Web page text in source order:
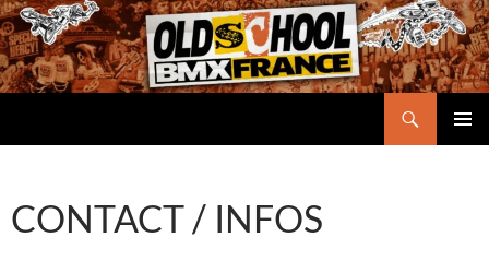
Aller
au
contenu
CONTACT / INFOS